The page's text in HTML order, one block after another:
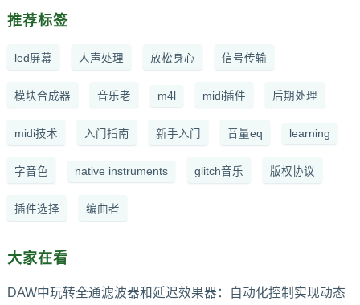
推荐标签
led屏幕 人声处理 放松身心 信号传输
模块合成器 音乐老 m4l midi插件 后期处理
midi技术 入门指南 新手入门 音量eq learning
字音色 native instruments glitch音乐 版权协议
插件选择 编曲者
大家在看
DAW中玩转全通滤波器和延迟效果器：自动化控制实现动态